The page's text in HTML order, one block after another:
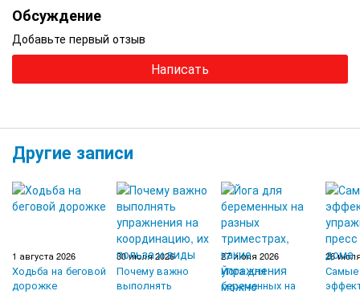
Обсуждение
Добавьте первый отзыв
Написать
Другие записи
1 августа 2026
Ходьба на беговой
дорожке
30 июля 2026
Почему важно
выполнять
27 июля 2026
Йога для
беременных на
26
Самые